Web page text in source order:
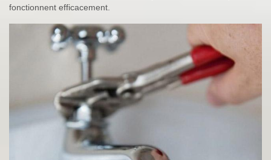
fonctionnent efficacement.